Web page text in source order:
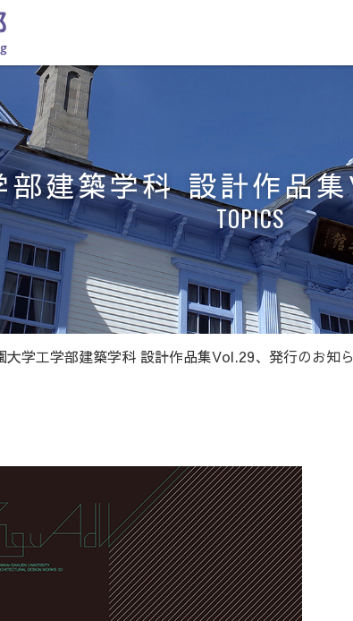
部建築学科 設計作品
TOPICS
大学工学部建築学科 設計作品集Vol.29、発行のお知ら